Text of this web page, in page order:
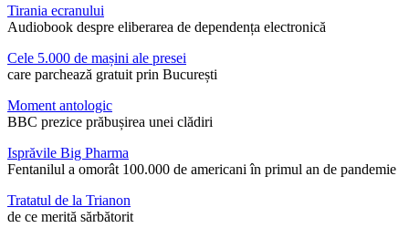
Tirania ecranului
Audiobook despre eliberarea de dependența electronică
Cele 5.000 de mașini ale presei
care parchează gratuit prin București
Moment antologic
BBC prezice prăbușirea unei clădiri
Isprăvile Big Pharma
Fentanilul a omorât 100.000 de americani în primul an de pandemie
Tratatul de la Trianon
de ce merită sărbătorit